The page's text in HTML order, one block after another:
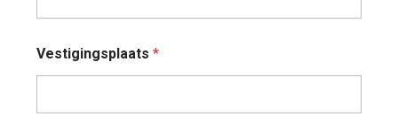
Vestigingsplaats *